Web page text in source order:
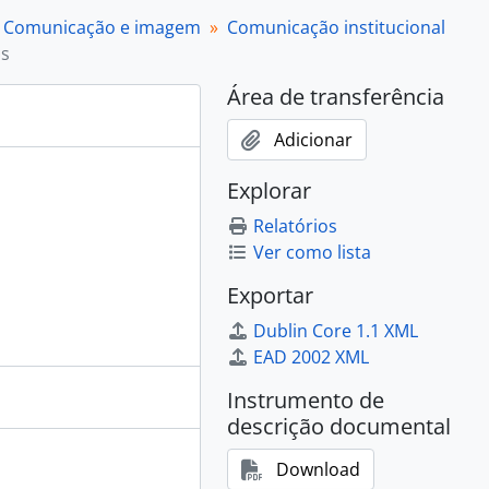
Várias, 2003 - 2010
de prevenção de Incêndios, 2004
Cáritas, 2007
2009
Comunicação e imagem
Comunicação institucional
Área de transferência
Adicionar
Explorar
Relatórios
Ver como lista
Exportar
Dublin Core 1.1 XML
EAD 2002 XML
Instrumento de
descrição documental
Download